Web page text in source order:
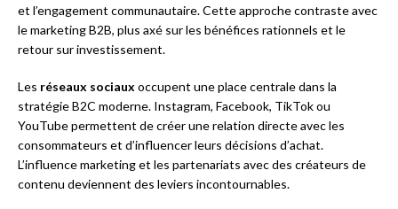
et l’engagement communautaire. Cette approche contraste avec
le marketing B2B, plus axé sur les bénéfices rationnels et le
retour sur investissement.
Les réseaux sociaux occupent une place centrale dans la
stratégie B2C moderne. Instagram, Facebook, TikTok ou
YouTube permettent de créer une relation directe avec les
consommateurs et d’influencer leurs décisions d’achat.
L’influence marketing et les partenariats avec des créateurs de
contenu deviennent des leviers incontournables.